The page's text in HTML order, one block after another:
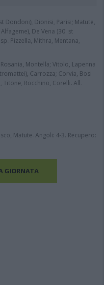
Dondoni), Dionisi, Parisi; Matute,
De Vena (30' st
Pizzella, Mithra, Mentana,
Montella; Vitolo, Lapenna
Carrozza; Corvia, Bosi
Titone, Rocchino, Corelli. All.
Matute. Angoli: 4-3. Recupero:
GIORNATA